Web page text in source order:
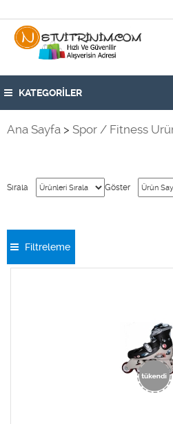
KATEGORİLER
Ana Sayfa > Spor / Fitness
Sırala Göster
Filtreleme